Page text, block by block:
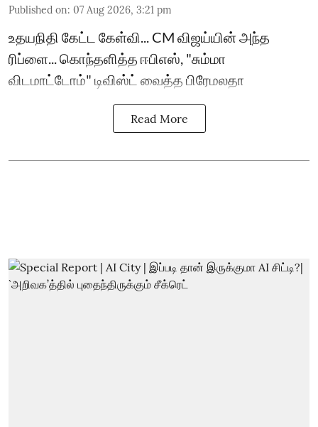
Published on: 07 Aug 2026, 3:21 pm
உதயநிதி கேட்ட கேள்வி... CM விஜய்யின் அந்த
ரிப்ளை... கொந்தளித்த ஈபிஎஸ், "சும்மா
விடமாட்டோம்" டிவிஸ்ட் வைத்த பிரேமலதா
Read More